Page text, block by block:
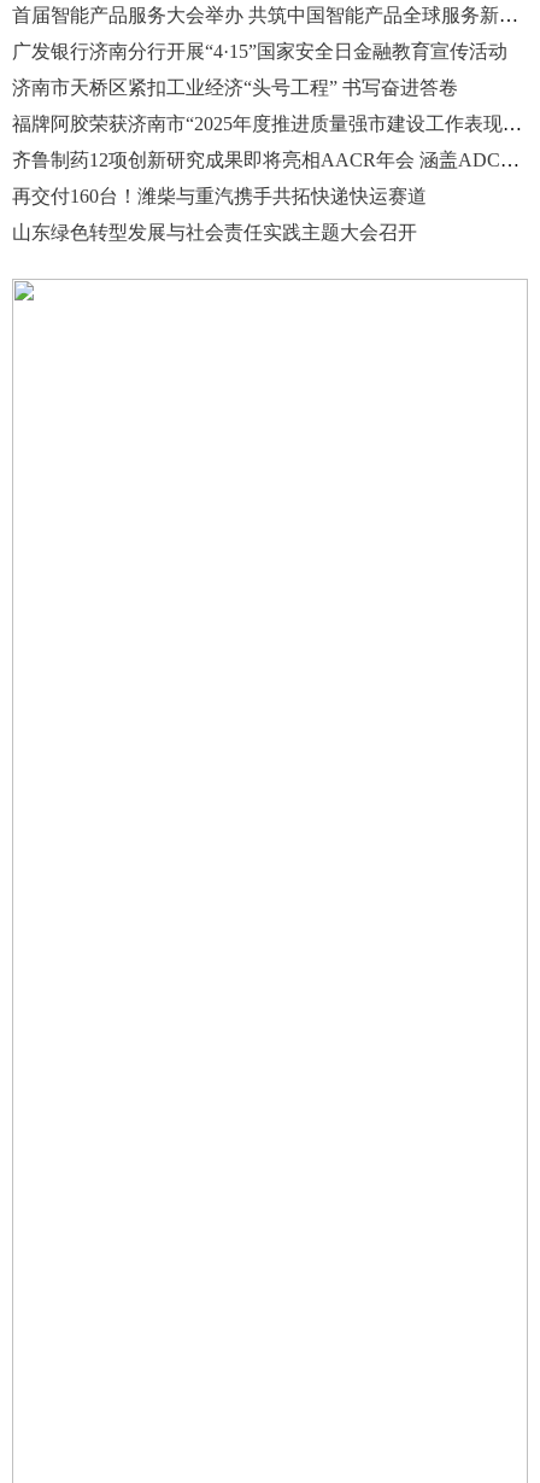
首届智能产品服务大会举办 共筑中国智能产品全球服务新生态
广发银行济南分行开展“4·15”国家安全日金融教育宣传活动
济南市天桥区紧扣工业经济“头号工程” 书写奋进答卷
福牌阿胶荣获济南市“2025年度推进质量强市建设工作表现突出企业”
齐鲁制药12项创新研究成果即将亮相AACR年会 涵盖ADC、TCE等前沿赛道
再交付160台！潍柴与重汽携手共拓快递快运赛道
山东绿色转型发展与社会责任实践主题大会召开